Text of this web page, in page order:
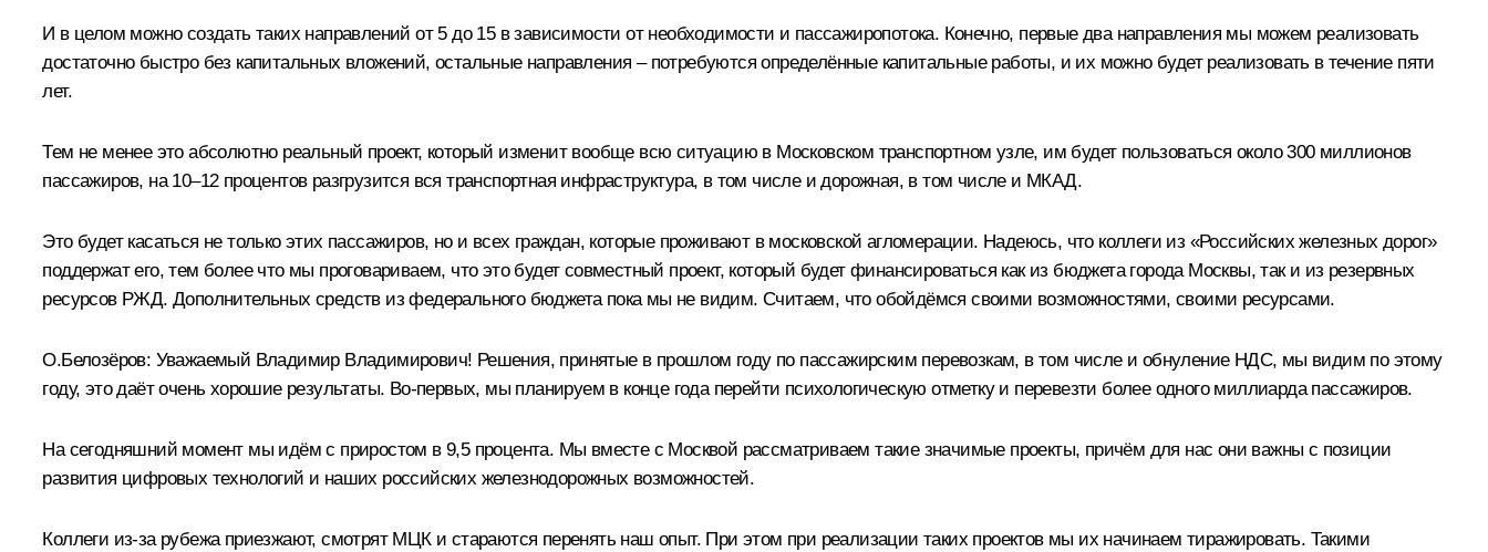
И в целом можно создать таких направлений от 5 до 15 в зависимости от необходимости и пассажиропотока. Конечно, первые два направления мы можем реализовать
достаточно быстро без капитальных вложений, остальные направления – потребуются определённые капитальные работы, и их можно будет реализовать в течение пяти
лет.
Тем не менее это абсолютно реальный проект, который изменит вообще всю ситуацию в Московском транспортном узле, им будет пользоваться около 300 миллионов
пассажиров, на 10–12 процентов разгрузится вся транспортная инфраструктура, в том числе и дорожная, в том числе и МКАД.
Это будет касаться не только этих пассажиров, но и всех граждан, которые проживают в московской агломерации. Надеюсь, что коллеги из «Российских железных дорог»
поддержат его, тем более что мы проговариваем, что это будет совместный проект, который будет финансироваться как из бюджета города Москвы, так и из резервных
ресурсов РЖД. Дополнительных средств из федерального бюджета пока мы не видим. Считаем, что обойдёмся своими возможностями, своими ресурсами.
О.Белозёров: Уважаемый Владимир Владимирович! Решения, принятые в прошлом году по пассажирским перевозкам, в том числе и обнуление НДС, мы видим по этому
году, это даёт очень хорошие результаты. Во-первых, мы планируем в конце года перейти психологическую отметку и перевезти более одного миллиарда пассажиров.
На сегодняшний момент мы идём с приростом в 9,5 процента. Мы вместе с Москвой рассматриваем такие значимые проекты, причём для нас они важны с позиции
развития цифровых технологий и наших российских железнодорожных возможностей.
Коллеги из-за рубежа приезжают, смотрят МЦК и стараются перенять наш опыт. При этом при реализации таких проектов мы их начинаем тиражировать. Такими